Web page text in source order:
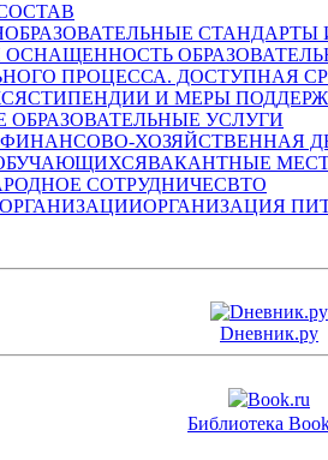
ОБРАЗОВАТЕЛЬНЫЕ СТАНДАРТЫ
ПРОЦЕССА. ДОСТУПНАЯ
СТИПЕНДИИ И МЕРЫ
ОБРАЗОВАТЕЛЬНЫЕ УСЛУГИ
ФИНАНСОВО-ХОЗЯЙСТВЕННАЯ
ВАКАНТНЫЕ
СОТРУДНИЧЕСВТО
ОРГАНИЗАЦИЯ
Dневник.ру
Библиотека